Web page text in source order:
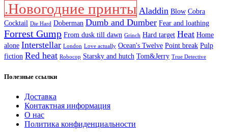
.Новогодние принты Aladdin Blow Cobra
Cocktail Die Hard Doberman Dumb and Dumber Fear and loathing
Forrest Gump From dusk till dawn Grinch Hard target Heat Home
alone Interstellar London Love actually Ocean's Twelve Point break Pulp
fiction Red heat Robocop Starsky and hutch Tom&Jerry True Detective
Полезные ссылки
Доставка
Контактная информация
О нас
Политика конфиденциальности